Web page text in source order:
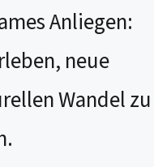
Anliegen:
neue
Wandel zu